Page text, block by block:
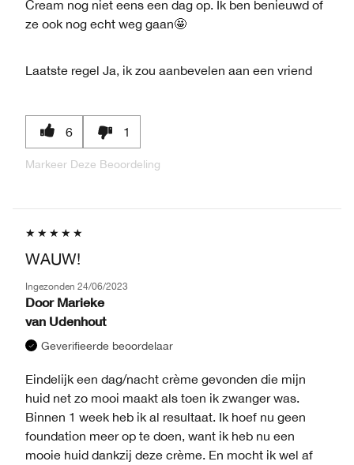
Cream nog niet eens een dag op. Ik ben benieuwd of
ze ook nog echt weg gaan🤩
Laatste regel Ja, ik zou aanbevelen aan een vriend
6 1
Markeer Deze Beoordeling
WAUW!
Ingezonden 24/06/2023
Door Marieke
van Udenhout
Geverifieerde beoordelaar
Eindelijk een dag/nacht crème gevonden die mijn
huid net zo mooi maakt als toen ik zwanger was.
Binnen 1 week heb ik al resultaat. Ik hoef nu geen
foundation meer op te doen, want ik heb nu een
mooie huid dankzij deze crème. En mocht ik wel af